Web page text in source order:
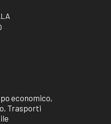
economico,
Trasporti